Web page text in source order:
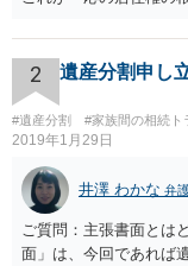
2 遺産分割申し
#遺産分割 #家族間の相続ト
2019年1月29日
井澤 わかな 弁
ご質問：主張書面とは
面」は、今回であれば